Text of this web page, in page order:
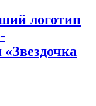
логотип